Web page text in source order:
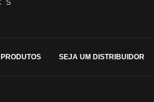
PRODUTOS SEJA UM DISTRIBUIDOR